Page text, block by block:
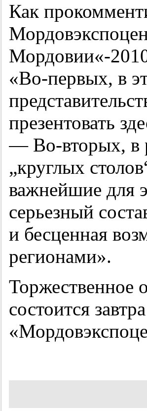
Как
Мордовии«-
«Во-первых, в
презентовать
— Во-вторых, в
„круглых
важнейшие для
серьезный
и бесценная
регионами».
Торжественное
состоится